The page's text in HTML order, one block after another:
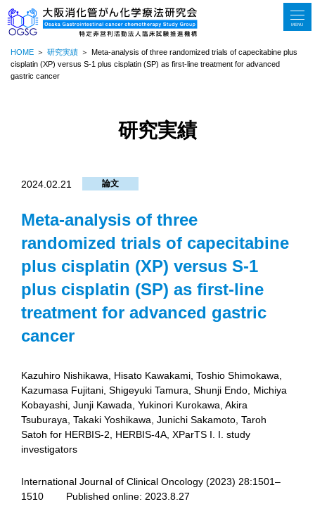
MENU
HOME 研究実績
Meta‑analysis of three randomized trials of capecitabine plus
cisplatin (XP) versus S‑1 plus cisplatin (SP) as first‑line treatment for advanced
gastric cancer
研究実績
2024.02.21 論文
Meta‑analysis of three
randomized trials of capecitabine
plus cisplatin (XP) versus S‑1
plus cisplatin (SP) as first‑line
treatment for advanced gastric
cancer
Kazuhiro Nishikawa, Hisato Kawakami, Toshio Shimokawa,
Kazumasa Fujitani, Shigeyuki Tamura, Shunji Endo, Michiya
Kobayashi, Junji Kawada, Yukinori Kurokawa, Akira
Tsuburaya, Takaki Yoshikawa, Junichi Sakamoto, Taroh
Satoh for HERBIS-2, HERBIS-4A, XParTS I. I. study
investigators
International Journal of Clinical Oncology (2023) 28:1501–
1510 Published online: 2023.8.27